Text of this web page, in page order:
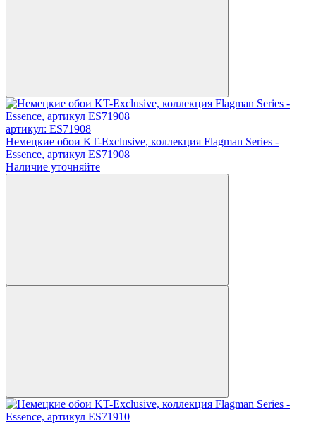
артикул: ES71908
Немецкие обои KT-Exclusive, коллекция Flagman Series -
Essence, артикул ES71908
Наличие уточняйте